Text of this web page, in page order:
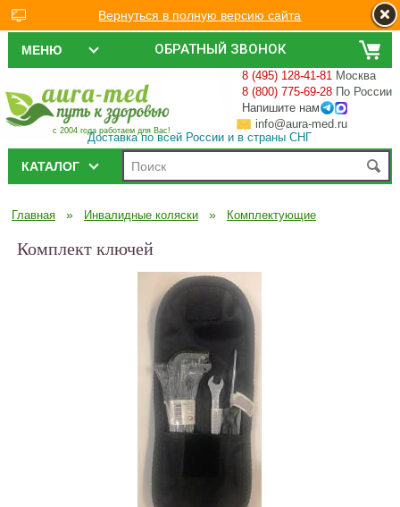
ОБРАТНЫЙ ЗВОНОК
МЕНЮ
с 2004 года работаем для Вас!
8 (495) 128-41-81 Москва
8 (800) 775-69-28 По России
Напишите нам
info@aura-med.ru
Доставка по всей России и в страны СНГ
КАТАЛОГ
Главная » Инвалидные коляски » Комплектующие
Комплект ключей
Вернуться в полную версию сайта